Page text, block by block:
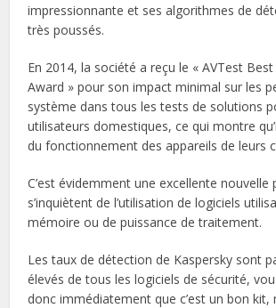
impressionnante et ses algorithmes de
très poussés.
En 2014, la société a reçu le « AVTest
Award » pour son impact minimal sur les
système dans tous les tests de solutions
utilisateurs domestiques, ce qui montre
du fonctionnement des appareils de leurs
C’est évidemment une excellente nouvelle
s’inquiètent de l’utilisation de logiciels
mémoire ou de puissance de traitement.
Les taux de détection de Kaspersky sont
élevés de tous les logiciels de sécurité,
donc immédiatement que c’est un bon kit,